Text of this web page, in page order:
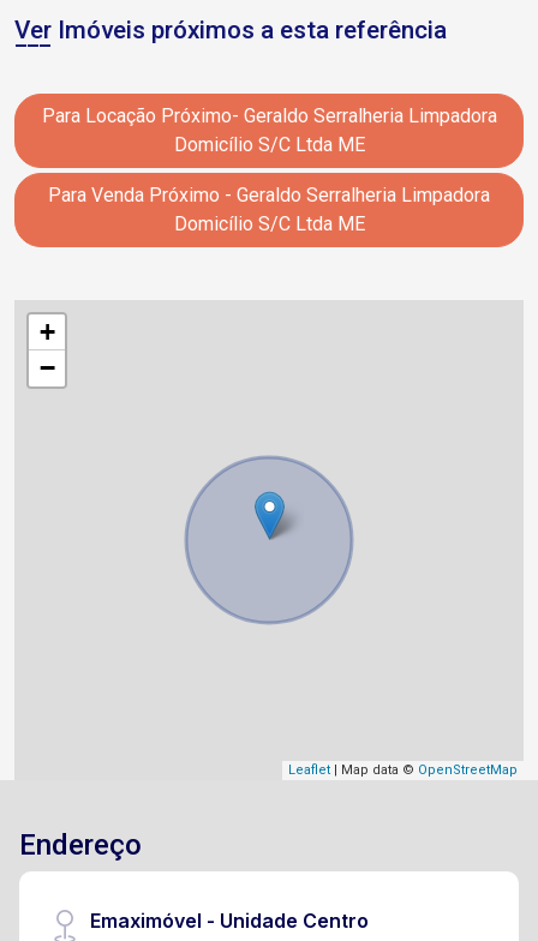
Ver Imóveis próximos a esta referência
Para Locação Próximo- Geraldo Serralheria Limpadora
Domicílio S/C Ltda ME
Para Venda Próximo - Geraldo Serralheria Limpadora
Domicílio S/C Ltda ME
+
−
Leaflet | Map data © OpenStreetMap
Endereço
Emaximóvel - Unidade Centro